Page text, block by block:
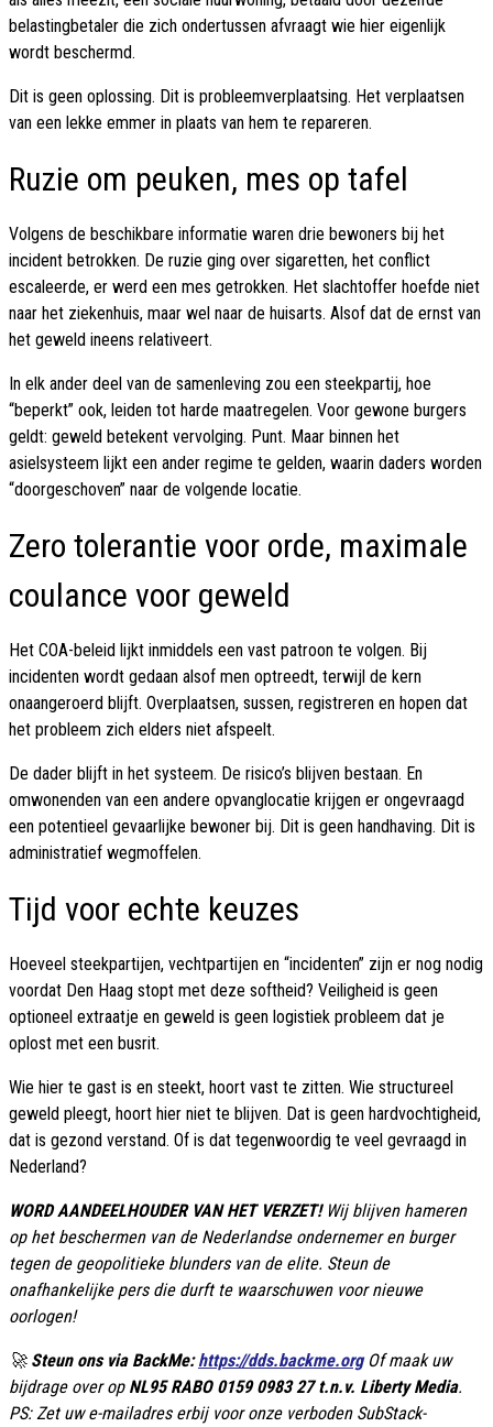
belastingbetaler die zich ondertussen afvraagt wie hier eigenlijk
wordt beschermd.
Dit is geen oplossing. Dit is probleemverplaatsing. Het verplaatsen
van een lekke emmer in plaats van hem te repareren.
Ruzie om peuken, mes op tafel
Volgens de beschikbare informatie waren drie bewoners bij het
incident betrokken. De ruzie ging over sigaretten, het conflict
escaleerde, er werd een mes getrokken. Het slachtoffer hoefde niet
naar het ziekenhuis, maar wel naar de huisarts. Alsof dat de ernst van
het geweld ineens relativeert.
In elk ander deel van de samenleving zou een steekpartij, hoe
“beperkt” ook, leiden tot harde maatregelen. Voor gewone burgers
geldt: geweld betekent vervolging. Punt. Maar binnen het
asielsysteem lijkt een ander regime te gelden, waarin daders worden
“doorgeschoven” naar de volgende locatie.
Zero tolerantie voor orde, maximale
coulance voor geweld
Het COA-beleid lijkt inmiddels een vast patroon te volgen. Bij
incidenten wordt gedaan alsof men optreedt, terwijl de kern
onaangeroerd blijft. Overplaatsen, sussen, registreren en hopen dat
het probleem zich elders niet afspeelt.
De dader blijft in het systeem. De risico’s blijven bestaan. En
omwonenden van een andere opvanglocatie krijgen er ongevraagd
een potentieel gevaarlijke bewoner bij. Dit is geen handhaving. Dit is
administratief wegmoffelen.
Tijd voor echte keuzes
Hoeveel steekpartijen, vechtpartijen en “incidenten” zijn er nog nodig
voordat Den Haag stopt met deze softheid? Veiligheid is geen
optioneel extraatje en geweld is geen logistiek probleem dat je
oplost met een busrit.
Wie hier te gast is en steekt, hoort vast te zitten. Wie structureel
geweld pleegt, hoort hier niet te blijven. Dat is geen hardvochtigheid,
dat is gezond verstand. Of is dat tegenwoordig te veel gevraagd in
Nederland?
WORD AANDEELHOUDER VAN HET VERZET! Wij blijven hameren
op het beschermen van de Nederlandse ondernemer en burger
tegen de geopolitieke blunders van de elite. Steun de
onafhankelijke pers die durft te waarschuwen voor nieuwe
oorlogen!
🚀 Steun ons via BackMe: https://dds.backme.orgOf maak uw
bijdrage over op NL95 RABO 0159 0983 27 t.n.v. Liberty Media.
PS: Zet uw e-mailadres erbij voor onze verboden SubStack-